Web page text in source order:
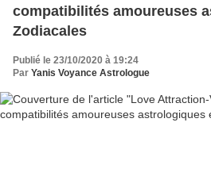
compatibilités amoureuses
Zodiacales
Publié le 23/10/2020 à 19:24
Par Yanis Voyance Astrologue